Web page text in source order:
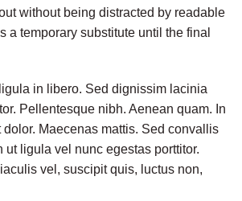
without being distracted by readable
a temporary substitute until the final
in libero. Sed dignissim lacinia
Pellentesque nibh. Aenean quam. In
Maecenas mattis. Sed convallis
ut ligula vel nunc egestas porttitor.
vel, suscipit quis, luctus non,